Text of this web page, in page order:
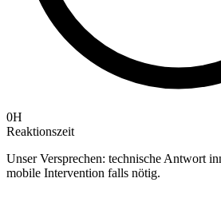
0H
Reaktionszeit
Unser Versprechen: technische Antwort
mobile Intervention falls nötig.